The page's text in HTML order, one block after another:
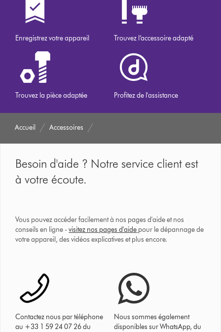
Enregistrez votre appareil Trouvez l’accessoire adapté
Trouvez la pièce adaptée Profitez de l'assistance
Accueil Accessoires
Besoin d'aide ? Notre service client est
à votre écoute.
Vous pouvez accéder facilement à nos pages d'aide et nos
conseils en ligne -visitez nos pages d'aide pour le dépannage de
votre appareil, des vidéos explicatives et plus encore.
Contactez nous par téléphone
au +33 1 59 24 07 26 du
Nous sommes également
disponibles sur WhatsApp, du